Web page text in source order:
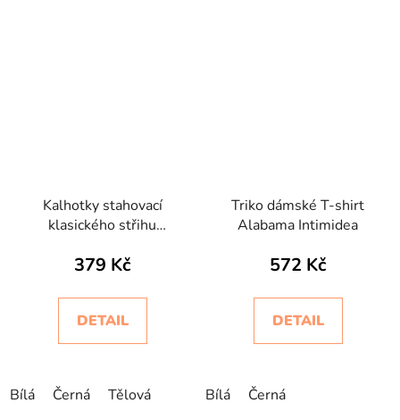
Kalhotky stahovací
klasického střihu
Intimidea
379 Kč
DETAIL
Bílá Černá Tělová
Triko dámské T-shirt
Alabama Intimidea
572 Kč
DETAIL
Bílá Černá